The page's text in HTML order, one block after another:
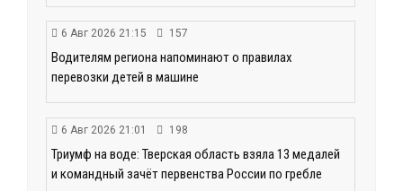
6 Авг 2026 21:15 157
Водителям региона напоминают о правилах
перевозки детей в машине
6 Авг 2026 21:01 198
Триумф на воде: Тверская область взяла 13 медалей
и командный зачёт первенства России по гребле